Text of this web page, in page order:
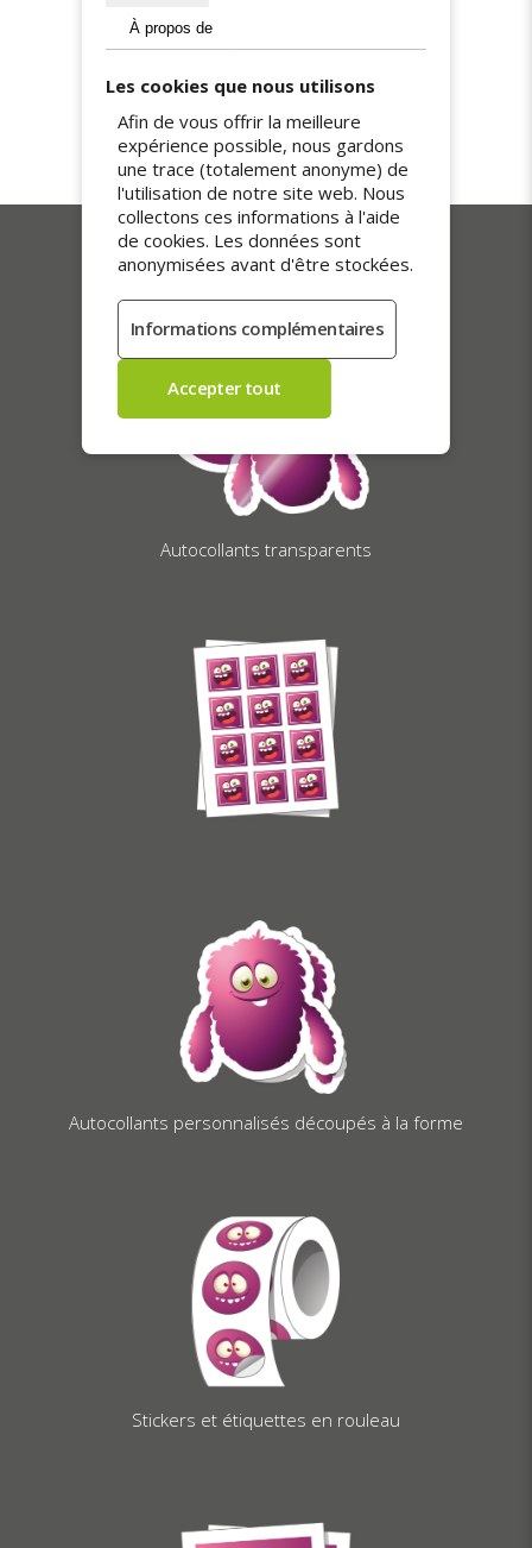
L’expédition est offerte à destination de la
France et de la Belgique. Nos commandes
sont préparées avec soin et expédiées
remis en main propre contre signature,
pour une réception sûre et impeccable.
Nos meilleures ventes
Autocollants transparents
Autocollants personnalisés découpés à la forme
Stickers et étiquettes en rouleau
À propos de
Les cookies que nous utilisons
Afin de vous offrir la meilleure
expérience possible, nous gardons
une trace (totalement anonyme) de
l'utilisation de notre site web. Nous
collectons ces informations à l'aide
de cookies. Les données sont
anonymisées avant d'être stockées.